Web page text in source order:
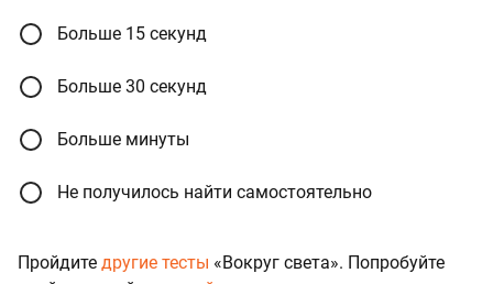
Больше 15 секунд
Больше 30 секунд
Больше минуты
Не получилось найти самостоятельно
Пройдите другие тесты «Вокруг света». Попробуйте